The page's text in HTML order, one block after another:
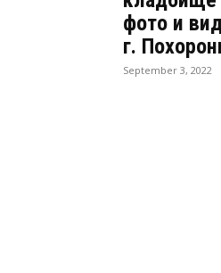
фото и
г.
September 3, 2022